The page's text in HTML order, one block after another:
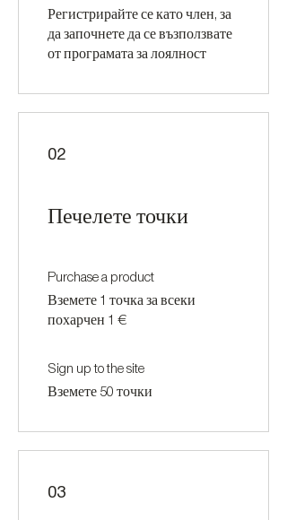
Регистрирайте се като член, за
да започнете да се възползвате
от програмата за лоялност
02
Печелете точки
Purchase a product
Вземете 1 точка за всеки
похарчен 1 €
Sign up to the site
Вземете 50 точки
03